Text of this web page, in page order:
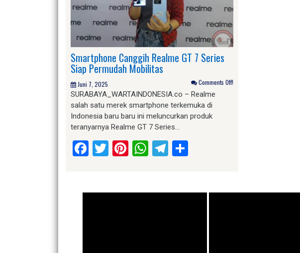
Smartphone Canggih Realme GT 7 Series
Siap Permudah Mobilitas
Juni 7, 2025 Comments Off!
SURABAYA_WARTAINDONESIA.co – Realme
salah satu merek smartphone terkemuka di
Indonesia baru baru ini meluncurkan produk
teranyarnya Realme GT 7 Series…
Facebook
Twitter
Pinterest
WhatsApp
Telegram